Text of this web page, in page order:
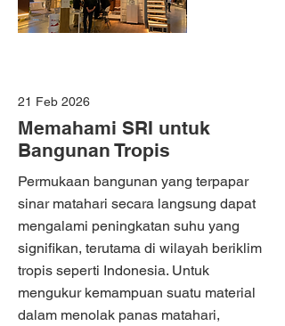
21 Feb 2026
Memahami SRI untuk
Bangunan Tropis
Permukaan bangunan yang terpapar
sinar matahari secara langsung dapat
mengalami peningkatan suhu yang
signifikan, terutama di wilayah beriklim
tropis seperti Indonesia. Untuk
mengukur kemampuan suatu material
dalam menolak panas matahari,